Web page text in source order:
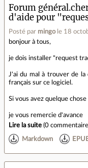
Forum
d'aide pour
Posté par mingo le 18
bonjour à tous,
je dois installer "request
J'ai du mal à trouver de
français sur ce logiciel.
Si vous avez quelque
je vous remercie d'avance
Lire la suite (0 commentaire
Markdown